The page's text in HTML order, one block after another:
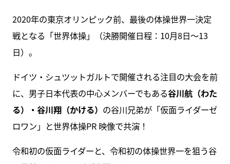
2020年の東京オリンピック前、最後の体操世界一決定
戦となる「世界体操」（決勝開催日程：10月8日～13
日）。
ドイツ・シュツットガルトで開催される注目の大会を前
に、男子日本代表の中心メンバーでもある谷川航（わた
る）・谷川翔（かける） の谷川兄弟が「仮面ライダーゼ
ロワン」と世界体操PR 映像で共演！
令和初の仮面ライダーと、令和初の体操世界一を狙う谷